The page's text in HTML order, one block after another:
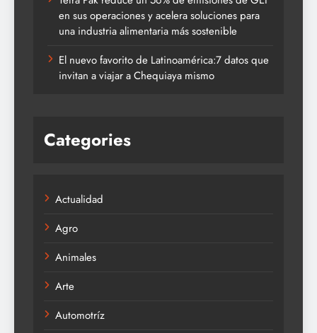
en sus operaciones y acelera soluciones para
una industria alimentaria más sostenible
El nuevo favorito de Latinoamérica:7 datos que
invitan a viajar a Chequiaya mismo
Categories
Actualidad
Agro
Animales
Arte
Automotríz